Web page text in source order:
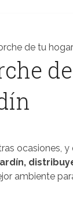
de tu
ocasiones, y
ambiente